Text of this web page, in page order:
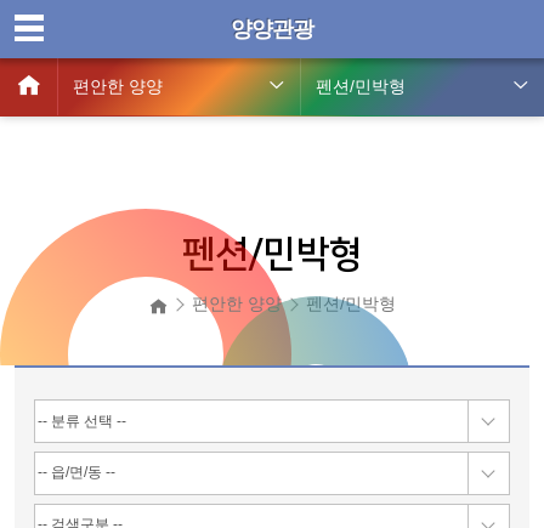
양양관광
편안한 양양 펜션/민박형
펜션/민박형
편안한 양양 펜션/민박형